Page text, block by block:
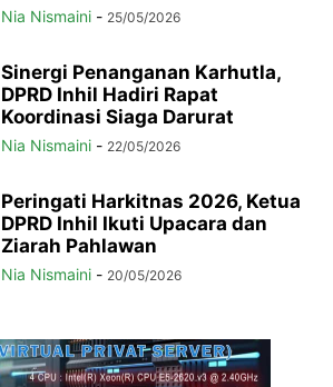
Nia Nismaini - 25/05/2026
Sinergi Penanganan Karhutla,
DPRD Inhil Hadiri Rapat
Koordinasi Siaga Darurat
Nia Nismaini - 22/05/2026
Peringati Harkitnas 2026, Ketua
DPRD Inhil Ikuti Upacara dan
Ziarah Pahlawan
Nia Nismaini - 20/05/2026